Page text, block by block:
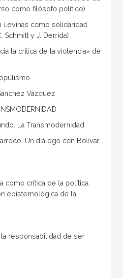
como filósofo político)
Levinas como solidaridad
Schmitt y J. Derrida)
la crítica de la violencia» de
Vázquez
La Transmodernidad
Un diálogo con Bolívar
como crítica de la política.
epistemológica de la
la responsabilidad de ser